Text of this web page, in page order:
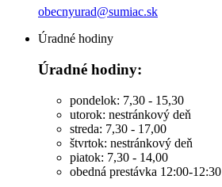
obecnyurad@sumiac.sk
Úradné hodiny
Úradné hodiny:
pondelok: 7,30 - 15,30
utorok: nestránkový deň
streda: 7,30 - 17,00
štvrtok: nestránkový deň
piatok: 7,30 - 14,00
obedná prestávka 12:00-12:30